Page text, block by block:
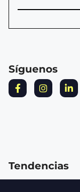
Síguenos
Tendencias